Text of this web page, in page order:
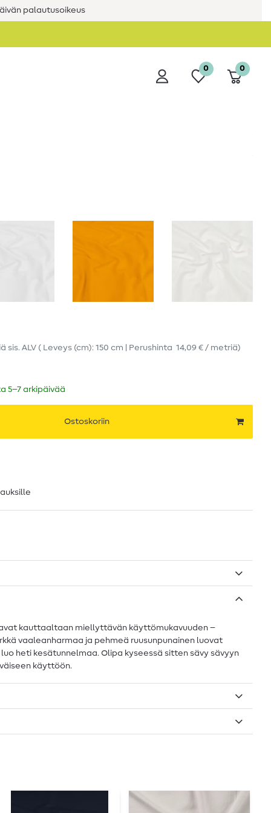
palautusoikeus
0 0
sis. ALV ( Leveys (cm): 150 cm | Perushinta 14,09 € / metriä)
5–7 arkipäivää
Ostoskoriin
kauttaaltaan miellyttävän käyttömukavuuden –
vaaleanharmaa ja pehmeä ruusunpunainen luovat
heti kesätunnelmaa. Olipa kyseessä sitten sävy sävyyn
käyttöön.